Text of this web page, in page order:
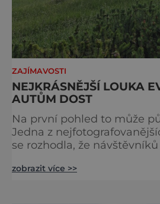
ZAJÍMAVOSTI
NEJKRÁSNĚJŠÍ LOUKA
AUTŮM DOST
Na první pohled to může
Jedna z
se rozhodla, že
louka v Evropě, zavádí od
zobrazit více >>